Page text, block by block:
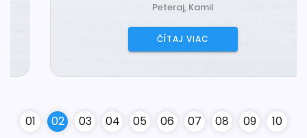
Peteraj, Kamil
ČÍTAJ VIAC
01 02 03 04 05 06 07 08 09 10